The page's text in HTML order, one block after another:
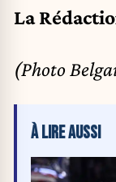
La
(Photo
À LIRE AUSSI